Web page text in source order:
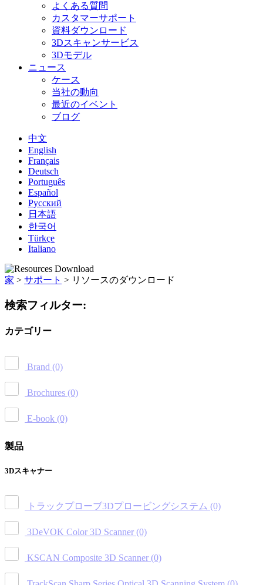
よくある質問
カスタマーサポート
資料ダウンロード
3Dスキャンサービス
3Dモデル
ニュース
ケース
当社の動向
最近のイベント
ブログ
中文
English
Français
Deutsch
Português
Español
Русский
日本語
한국어
Türkçe
Italiano
家 > サポート > リソースのダウンロード
検索フィルター:
カテゴリー
Brand (0)
Brochures (0)
E-book (0)
製品
3Dスキャナー
トラックプローブ3Dプロービングシステム (0)
3DeVOK Color 3D Scanner (0)
KSCAN Composite 3D Scanner (0)